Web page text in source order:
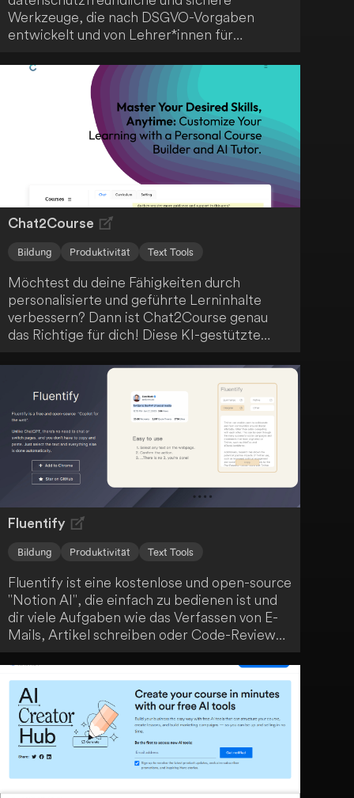
Werkzeuge, die nach DSGVO-Vorgaben
entwickelt und von Lehrer*innen für
praktischer Alleskönner für den modernen
Chat2Course
Bildung Produktivität Text Tools
Möchtest du deine Fähigkeiten durch
personalisierte und geführte Lerninhalte
verbessern? Dann ist Chat2Course genau
das Richtige für dich! Diese KI-gestützte
gestützte Kursentwicklung, anpassbare
Kursübersichten und interaktives Curriculum-
Design. Profitiere von personalisierten
Lerninhalten, Echtzeit-KI-Kursleitern und
einer GPT-4-getriebenen Lernerfahrung, um
deine Ziele zu erreichen.
Fluentify
Bildung Produktivität Text Tools
Fluentify ist eine kostenlose und open-source
"Notion AI", die einfach zu bedienen ist und
dir viele Aufgaben wie das Verfassen von E-
Mails, Artikel schreiben oder Code-Reviews
erleichtert. Durch einfaches Wischen wird
deine Arbeit erledigt. Egal, in welcher
Situation du dich befindest, Fluentify ist ein
vielseitiges Tool, das dir den Arbeitsalltag
erleichtert.